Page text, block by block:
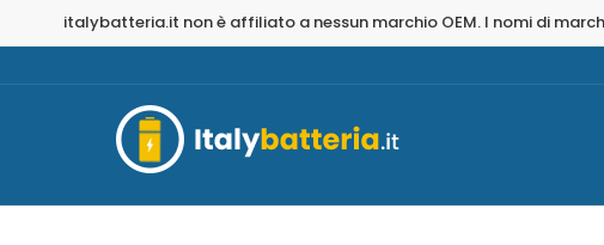
italybatteria.it non è affiliato a nessun marchio OEM. I nomi di